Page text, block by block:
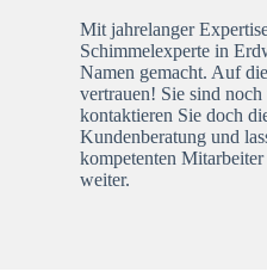
Mit jahrelanger
Schimmelexperte in
Namen gemacht. Auf
vertrauen! Sie sind
kontaktieren Sie doch
Kundenberatung und
kompetenten
weiter.